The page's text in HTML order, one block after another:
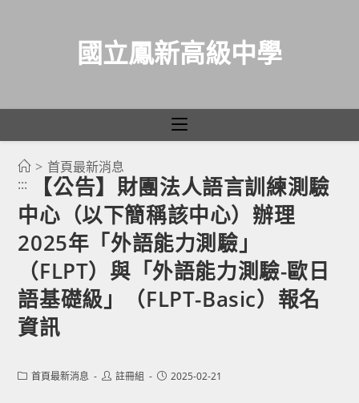
國立鳳新高級中學
> 首頁最新消息
:::
【公告】財團法人語言訓練測驗
中心（以下簡稱該中心）辦理
2025年「外語能力測驗」
（FLPT）與「外語能力測驗-歐日
語基礎級」（FLPT-Basic）報名
資訊
Post首頁最新消息
Post註冊組
Post2025-02-21